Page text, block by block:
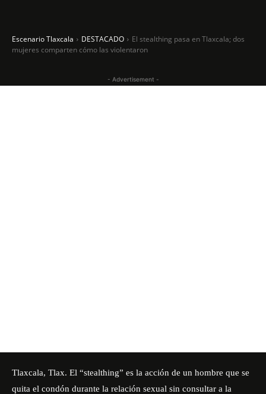
Escenario Tlaxcala DESTACADO
El stealthing pasa en Tlaxcala; dos
mujeres comparten cómo las violentaron
- Advertisement -
Tlaxcala, Tlax. El “stealthing” es la acción de un hombre que se
quita el condón durante la relación sexual sin consultar a la